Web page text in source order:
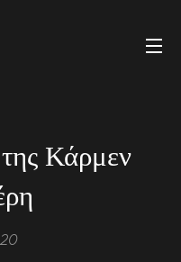
της Κάρμεν